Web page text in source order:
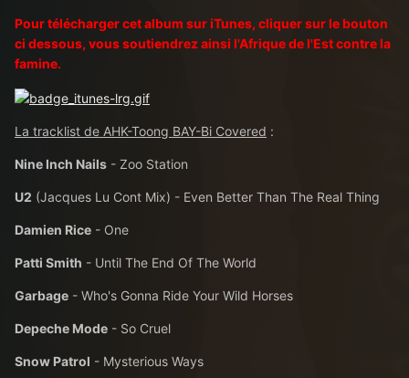
Pour télécharger cet album sur iTunes, cliquer sur le bouton
ci dessous, vous soutiendrez ainsi l'Afrique de l'Est contre la
famine.
La tracklist de AHK-Toong BAY-Bi Covered :
Nine Inch Nails - Zoo Station
U2 (Jacques Lu Cont Mix) - Even Better Than The Real Thing
Damien Rice - One
Patti Smith - Until The End Of The World
Garbage - Who's Gonna Ride Your Wild Horses
Depeche Mode - So Cruel
Snow Patrol - Mysterious Ways